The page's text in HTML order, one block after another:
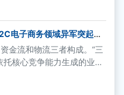
纪房地产、NAPA、ET教
践，并为全球中小企业的
电子商务领域异军突起的
金流和物流三者构成。“三
核心竞争能力生成的业务
务、速递业务和现代物流